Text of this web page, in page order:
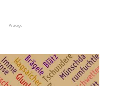
Anzeige